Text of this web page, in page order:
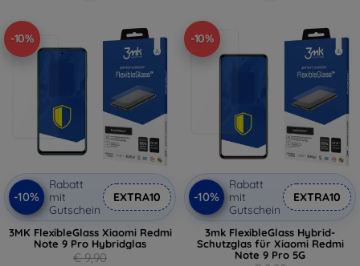
-10%
-10%
Rabatt
mit
Gutschein
EXTRA10
3MK FlexibleGlass Xiaomi Redmi
Note 9 Pro Hybridglas
€ 9,90
-10%
-10%
Rabatt
mit
Gutschein
EXTRA10
3mk FlexibleGlass Hybrid-
Schutzglas für Xiaomi Redmi
Note 9 Pro 5G